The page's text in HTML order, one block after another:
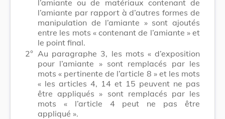
l’amiante ou de matériaux contenant de
l’amiante par rapport à d’autres formes de
manipulation de l’amiante »sont ajoutés
entre les mots « contenant de l’amiante »et
le point final.
2° Au paragraphe 3, les mots « d’exposition
pour l’amiante »sont remplacés par les
mots« pertinente de l’article 8 »et les mots
« les articles 4, 14 et 15 peuvent ne pas
être appliqués » sont remplacés par les
mots « l’article 4 peut ne pas être
appliqué ».